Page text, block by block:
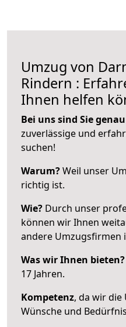
Umzug von
Rindern :
Ihnen helfen
Bei uns sind Sie
zuverlässige und
suchen!
Warum?Weil unser
richtig ist.
Wie? Durch unser
können wir Ihnen
andere Umzugsfirmen
Was wir Ihnen bieten?
17 Jahren.
Kompetenz, da wir
Wünsche und